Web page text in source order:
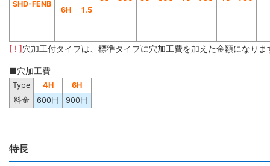
SHD-FENB
6H 1.5
[ ! ]穴加工付タイプは、標準タイプに穴加工費を加えた金額になりま
■穴加工費
Type 4H
6H
料金
600円 900円
特長